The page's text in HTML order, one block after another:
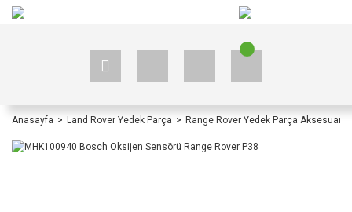
Anasayfa Land Rover Yedek Parça Range Rover Yedek Parça Aksesuar